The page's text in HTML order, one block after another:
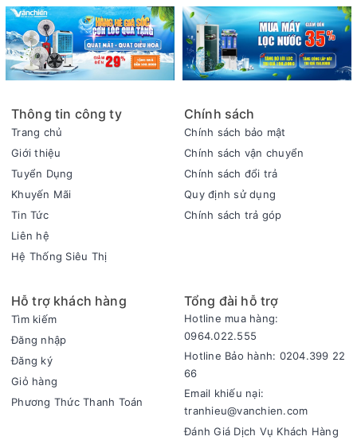
Thông tin công ty
Trang chủ
Giới thiệu
Tuyển Dụng
Khuyến Mãi
Tin Tức
Liên hệ
Hệ Thống Siêu Thị
Chính sách
Chính sách bảo mật
Chính sách vận chuyển
Chính sách đổi trả
Quy định sử dụng
Chính sách trả góp
Hỗ trợ khách hàng
Tìm kiếm
Đăng nhập
Đăng ký
Giỏ hàng
Phương Thức Thanh Toán
Tổng đài hỗ trợ
Hotline mua hàng:
0964.022.555
Hotline Bảo hành: 0204.399 22
66
Email khiếu nại:
tranhieu@vanchien.com
Đánh Giá Dịch Vụ Khách Hàng